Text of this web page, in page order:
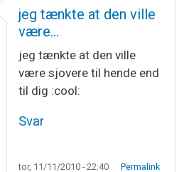
altså,afLouisa
jeg tænkte at den ville
være…
jeg tænkte at den ville
være sjovere til hende end
til dig :cool:
Svar
tor, 11/11/2010 - 22:40 Permalink